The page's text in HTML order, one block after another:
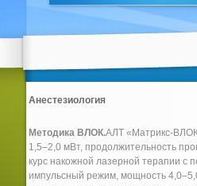
Анестезиология
Методика ВЛОК.АЛТ «Матрикс-
1,5–2,0 мВт, продолжительность
курс накожной лазерной терапии
импульсный режим, мощность